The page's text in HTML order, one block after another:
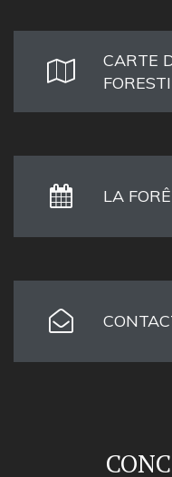
CARTE
LA